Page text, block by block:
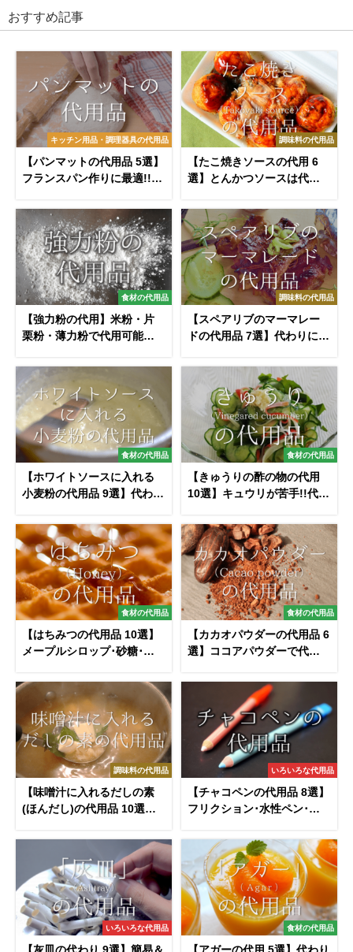
おすすめ記事
キッチン用品・調理器具の代用品
【パンマットの代用品 5選】
フランスパン作りに最適!!代
調味料の代用品
【たこ焼きソースの代用 6
選】とんかつソースは代わ
＆手作りソースを紹介
食材の代用品
【強力粉の代用】米粉・片
栗粉・薄力粉で代用可能？
調味料の代用品
【スペアリブのマーマレー
ドの代用品 7選】代わりにな
品を紹介！
食材の代用品
【ホワイトソースに入れる
小麦粉の代用品 9選】代わり
替品を紹介！
食材の代用品
【きゅうりの酢の物の代用
10選】キュウリが苦手!!代わ
食材の代用品
【はちみつの代用品 10選】
メープルシロップ･砂糖･オ
のを紹介！
食材の代用品
【カカオパウダーの代用品 6
選】ココアパウダーで代用
介！
調味料の代用品
【味噌汁に入れるだしの素
(ほんだし)の代用品 10選】
すめ代替品を紹介！
いろいろな代用品
【チャコペンの代用品 8選】
フリクション･水性ペン･鉛
介！
いろいろな代用品 食材の代用品